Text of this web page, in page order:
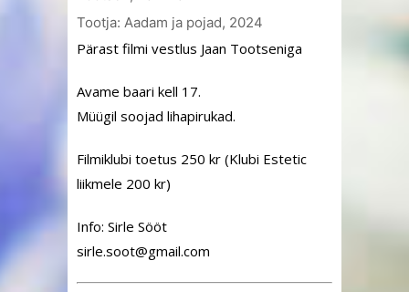
Tootja: Aadam ja pojad, 2024
Pärast filmi vestlus Jaan Tootseniga
Avame baari kell 17.
Müügil soojad lihapirukad.
Filmiklubi toetus 250 kr (Klubi Estetic
liikmele 200 kr)
Info: Sirle Sööt
moc.l
iamg@
toos.
elris